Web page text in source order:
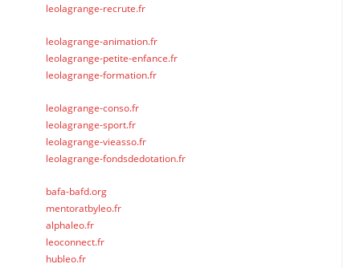
leolagrange-recrute.fr
leolagrange-animation.fr
leolagrange-petite-enfance.fr
leolagrange-formation.fr
leolagrange-conso.fr
leolagrange-sport.fr
leolagrange-vieasso.fr
leolagrange-fondsdedotation.fr
bafa-bafd.org
mentoratbyleo.fr
alphaleo.fr
leoconnect.fr
hubleo.fr